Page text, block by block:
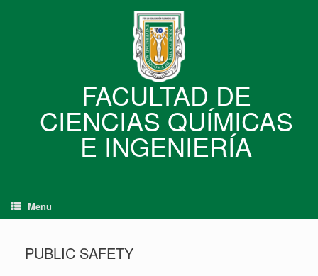
FACULTAD DE
CIENCIAS QUÍMICAS
E INGENIERÍA
Menu
PUBLIC SAFETY